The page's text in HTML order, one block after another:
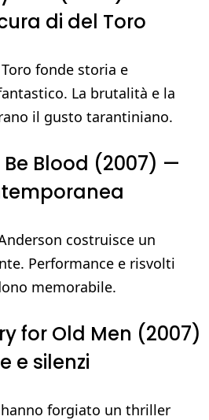
di del Toro
fonde storia e
La brutalità e la
il gusto tarantiniano.
Be Blood (2007) —
costruisce un
Performance e risvolti
memorabile.
for Old Men (2007)
e silenzi
forgiato un thriller